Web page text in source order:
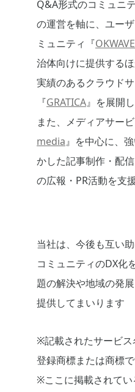
Q&A形式のコミュニ
の運営を軸に、ユー
ミュニティ『
治体向けに提供する
実績のあるクラウド
『GRATICA』を展開
また、メディアサー
media』を中心に、
かした記事制作・配
の広報・PR活動を支
当社は、今後も互い
コミュニティのDX化
題の解決や地域の発
提供してまいります
※記載されたサービ
登録商標または商標で
※ここに掲載されて